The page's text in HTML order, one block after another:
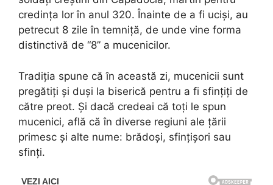
credința lor în anul 320. Înainte de a fi uciși, au
petrecut 8 zile în temniță, de unde vine forma
distinctivă de “8” a mucenicilor.
Tradiția spune că în această zi, mucenicii sunt
pregătiți și duși la biserică pentru a fi sfințiți de
către preot. Și dacă credeai că toți le spun
mucenici, află că în diverse regiuni ale țării
primesc și alte nume: brădoși, sfințișori sau
sfinți.